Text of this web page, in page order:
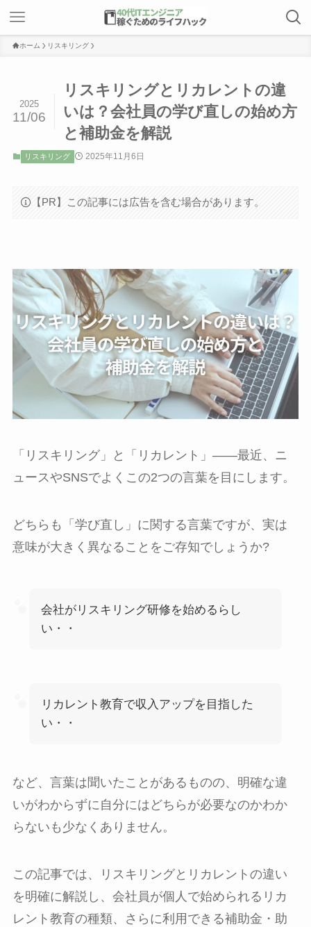
ホーム リスキリング
リスキリングとリカレントの違
いは？会社員の学び直しの始め方
と補助金を解説
2025
11/06
リスキリング 2025年11月6日
【PR】この記事には広告を含む場合があります。
「リスキリング」と「リカレント」――最近、ニ
ュースやSNSでよくこの2つの言葉を目にします。
どちらも「学び直し」に関する言葉ですが、実は
意味が大きく異なることをご存知でしょうか?
会社がリスキリング研修を始めるらし
い・・
リカレント教育で収入アップを目指した
い・・
など、言葉は聞いたことがあるものの、明確な違
いがわからずに自分にはどちらが必要なのかわか
らないも少なくありません。
この記事では、リスキリングとリカレントの違い
を明確に解説し、会社員が個人で始められるリカ
レント教育の種類、さらに利用できる補助金・助